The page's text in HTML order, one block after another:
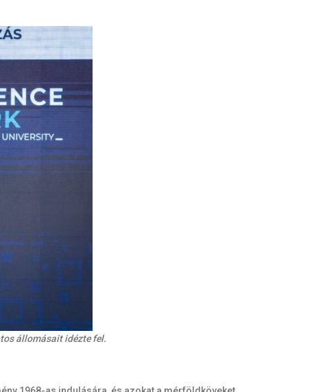
állomásait idézte fel.